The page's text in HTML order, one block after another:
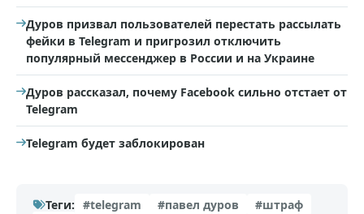
Дуров призвал пользователей перестать рассылать
фейки в Telegram и пригрозил отключить
популярный мессенджер в России и на Украине
Дуров рассказал, почему Facebook сильно отстает от
Telegram
Telegram будет заблокирован
Теги: #telegram #павел дуров
#штраф